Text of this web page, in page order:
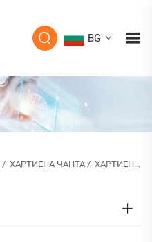
BG
/ ХАРТИЕНА ЧАНТА / ХАРТИЕНА ПЪТНА ЧАНТА ЗА БИЖУТА